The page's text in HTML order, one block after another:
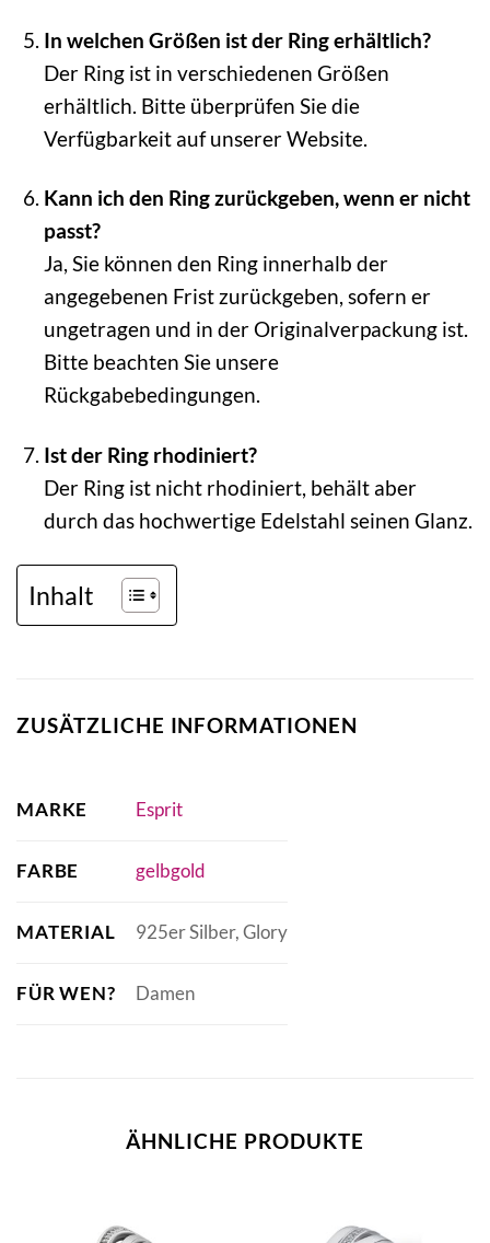
In welchen Größen ist der Ring erhältlich?
Der Ring ist in verschiedenen Größen
erhältlich. Bitte überprüfen Sie die
Verfügbarkeit auf unserer Website.
Kann ich den Ring zurückgeben, wenn er nicht
passt?
Ja, Sie können den Ring innerhalb der
angegebenen Frist zurückgeben, sofern er
ungetragen und in der Originalverpackung ist.
Bitte beachten Sie unsere
Rückgabebedingungen.
Ist der Ring rhodiniert?
Der Ring ist nicht rhodiniert, behält aber
durch das hochwertige Edelstahl seinen Glanz.
Inhalt
ZUSÄTZLICHE INFORMATIONEN
MARKE Esprit
FARBE gelbgold
MATERIAL 925er Silber, Glory
FÜR WEN? Damen
ÄHNLICHE PRODUKTE